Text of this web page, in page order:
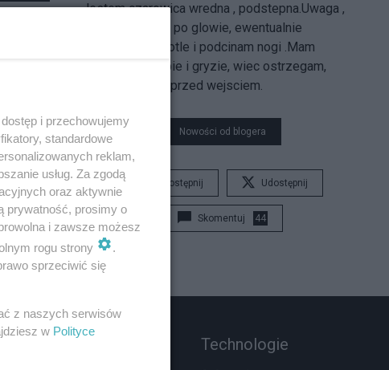
Jestem czarowica wredna , podstepna.Uwaga ,
bije ludzi miotla po glowie, ewentualnie
podstawiam miotle i podcinam nogi .Mam
kotke,ktora drapie i gryzie, wiec ostrzegam,
zastanowic sie przed wejsciem.
Nowości od blogera
Udostępnij Udostępnij
Skomentuj 44
Rozmaitości Technologie
i przechowujemy
standardowe
reklam,
usług. Za zgodą
oraz aktywnie
prywatność, prosimy o
i zawsze możesz
rogu strony
.
sprzeciwić się
z naszych serwisów
w Polityce